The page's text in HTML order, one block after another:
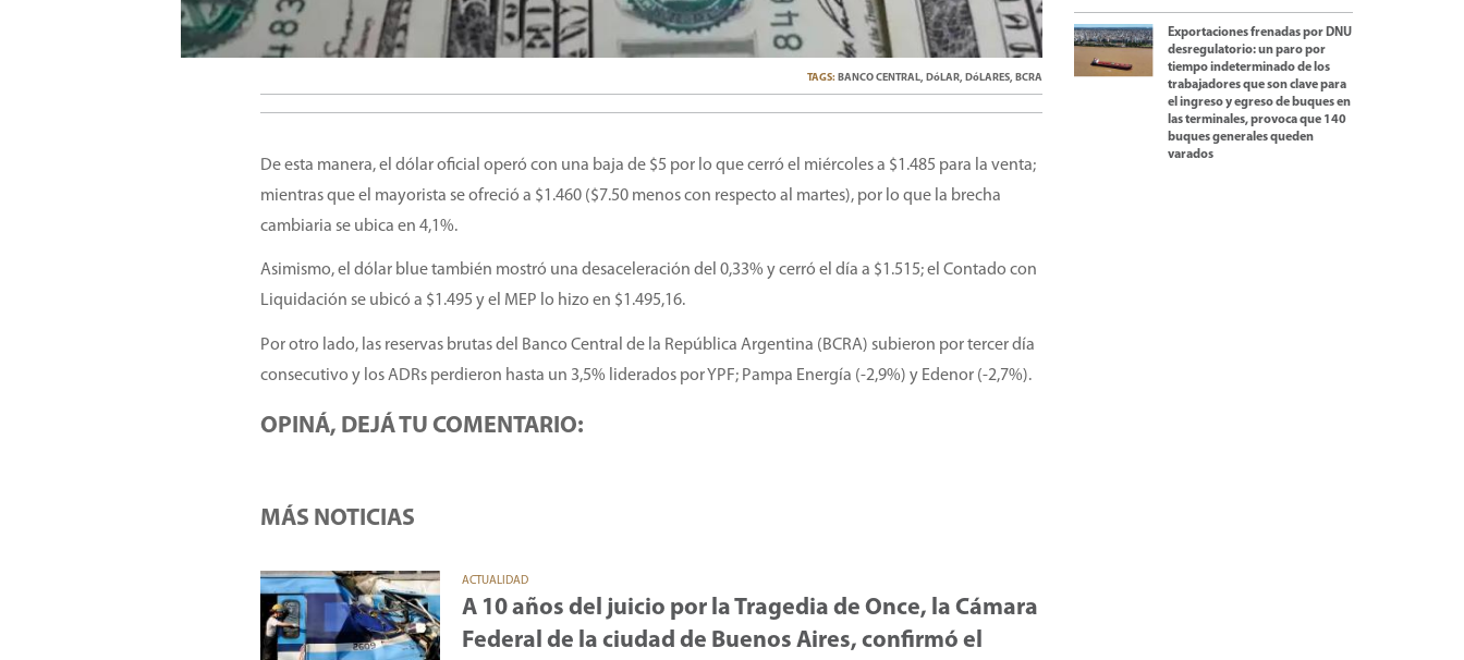
TAGS:BANCO CENTRAL,DóLAR,DóLARES,BCRA
De esta manera, el dólar oficial operó con una baja de $5 por lo que cerró el miércoles a $1.485 para la venta;
mientras que el mayorista se ofreció a $1.460 ($7.50 menos con respecto al martes), por lo que la brecha
cambiaria se ubica en 4,1%.
Asimismo, el dólar blue también mostró una desaceleración del 0,33% y cerró el día a $1.515; el Contado con
Liquidación se ubicó a $1.495 y el MEP lo hizo en $1.495,16.
Por otro lado, las reservas brutas del Banco Central de la República Argentina (BCRA) subieron por tercer día
consecutivo y los ADRs perdieron hasta un 3,5% liderados por YPF; Pampa Energía (-2,9%) y Edenor (-2,7%).
OPINÁ, DEJÁ TU COMENTARIO:
MÁS NOTICIAS
ACTUALIDAD
A 10 años del juicio por la Tragedia de Once, la Cámara
Federal de la ciudad de Buenos Aires, confirmó el
Exportaciones frenadas por DNU
desregulatorio: un paro por
tiempo indeterminado de los
trabajadores que son clave para
el ingreso y egreso de buques en
las terminales, provoca que 140
buques generales queden
varados